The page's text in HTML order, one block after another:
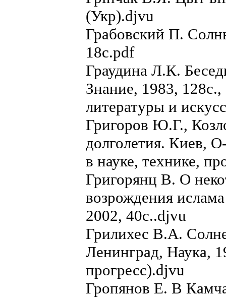
(Укр).djvu
Грабовский П.
18с.pdf
Граудина Л.К.
Знание, 1983,
литературы и
Григоров Ю.Г.,
долголетия. Киев,
в науке, технике,
Григорянц В. О
возрождения
2002, 40с..djvu
Грилихес В.А.
Ленинград, Наука,
прогресс).djvu
Гропянов Е. В